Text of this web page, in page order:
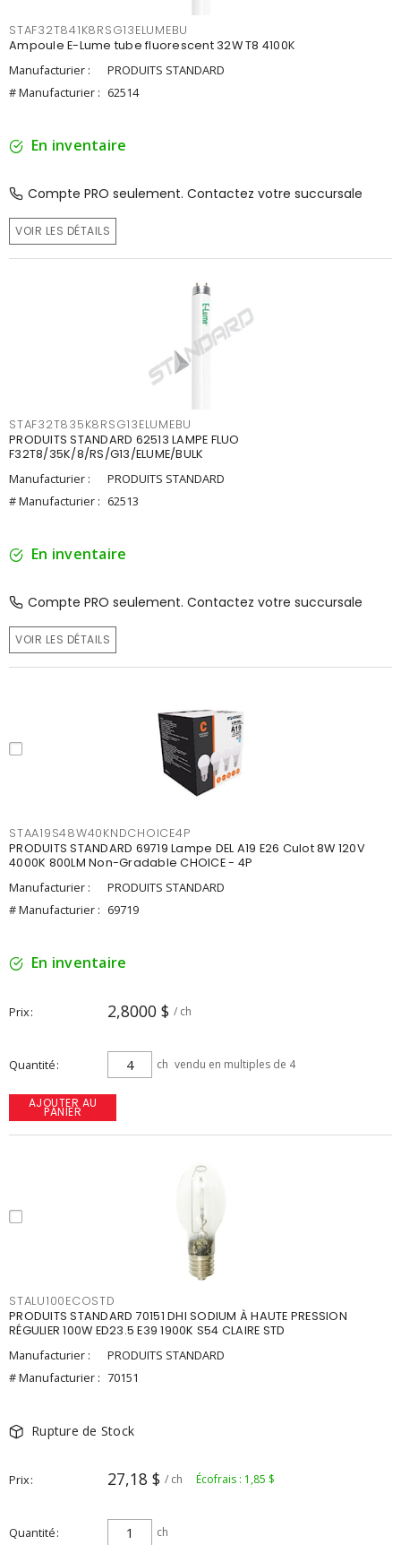
STAF32T841K8RSG13ELUMEBU
Ampoule E-Lume tube fluorescent 32W T8 4100K
Manufacturier :
PRODUITS STANDARD
# Manufacturier : 62514
En inventaire
Compte PRO seulement. Contactez votre succursale
VOIR LES DÉTAILS
STAF32T835K8RSG13ELUMEBU
PRODUITS STANDARD 62513 LAMPE FLUO
F32T8/35K/8/RS/G13/ELUME/BULK
Manufacturier :
PRODUITS STANDARD
# Manufacturier : 62513
En inventaire
Compte PRO seulement. Contactez votre succursale
VOIR LES DÉTAILS
STAA19S48W40KNDCHOICE4P
PRODUITS STANDARD 69719 Lampe DEL A19 E26 Culot 8W 120V
4000K 800LM Non-Gradable CHOICE - 4P
Manufacturier :
PRODUITS STANDARD
# Manufacturier : 69719
En inventaire
Prix 2,8000 $ / ch
Quantité ch vendu en multiples de 4
AJOUTER AU
PANIER
STALU100ECOSTD
PRODUITS STANDARD 70151 DHI SODIUM À HAUTE PRESSION
RÉGULIER 100W ED23.5 E39 1900K S54 CLAIRE STD
Manufacturier :
PRODUITS STANDARD
# Manufacturier : 70151
Rupture de Stock
Prix 27,18 $ / ch Écofrais : 1,85 $
Quantité ch